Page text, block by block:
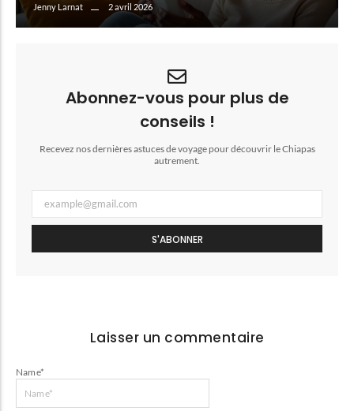
Jenny Larnat 2 avril 2026
Abonnez-vous pour plus de
conseils !
Recevez nos dernières astuces de voyage pour découvrir le Chiapas
autrement.
S'ABONNER
Laisser un commentaire
Name*